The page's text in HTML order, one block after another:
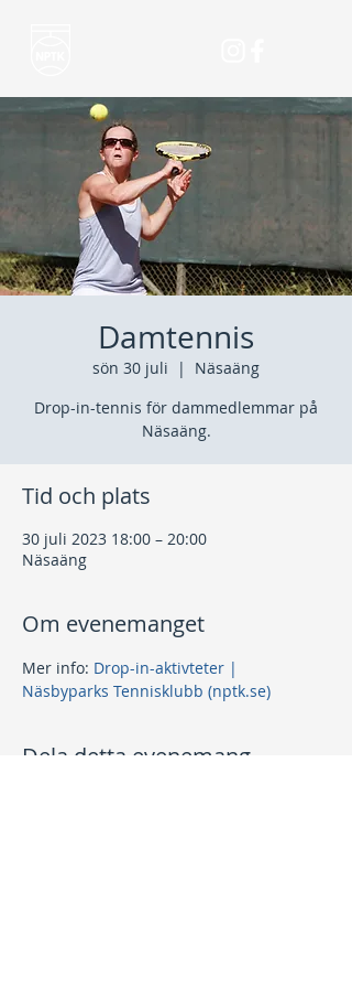
Damtennis
sön 30 juli
  |
Näsaäng
Drop-in-tennis för dammedlemmar på
Näsaäng.
Tid och plats
30 juli 2023 18:00 – 20:00
Näsaäng
Om evenemanget
Mer info: Drop-in-aktivteter |
Näsbyparks Tennisklubb (nptk.se)
Dela detta evenemang